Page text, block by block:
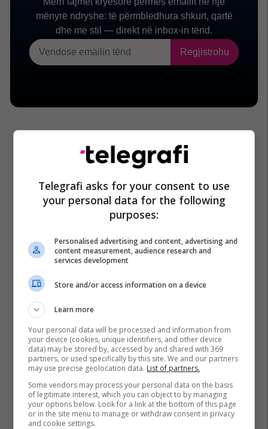
Telegrafi asks for your consent to use
your personal data for the following
purposes:
Personalised advertising and content, advertising and
content measurement, audience research and
services development
Store and/or access information on a device
Learn more
Your personal data will be processed and information from
your device (cookies, unique identifiers, and other device
data) may be stored by, accessed by and shared with 369
partners, or used specifically by this site. We and our partners
may use precise geolocation data. List of partners.
Some vendors may process your personal data on the basis
of legitimate interest, which you can object to by managing
your options below. Look for a link at the bottom of this page
or in the site menu to manage or withdraw consent in privacy
and cookie settings.